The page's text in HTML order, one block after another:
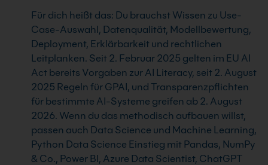
Für dich heißt das: Du brauchst Wissen zu Use-
Case-Auswahl, Datenqualität, Modellbewertung,
Deployment, Erklärbarkeit und rechtlichen
Leitplanken. Seit 2. Februar 2025 gelten im EU AI
Act bereits Vorgaben zur AI Literacy, seit 2. August
2025 Regeln für GPAI, und Transparenzpflichten
für bestimmte AI-Systeme greifen ab 2. August
2026. Wenn du das methodisch aufbauen willst,
passen auch Data Science und Machine Learning,
Python Data Science Einstieg mit Pandas, NumPy
& Co., Power BI, Azure Data Scientist, ChatGPT